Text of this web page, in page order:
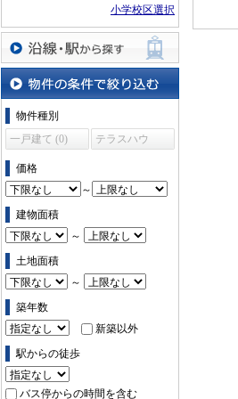
小学校区選択
沿線・駅から探す
物件の条件で絞り込む
物件種別
一戸建て (0)
テラスハウ
価格
～
建物面積
～
土地面積
～
築年数
新築以外
駅からの徒歩
バス停からの時間を含む